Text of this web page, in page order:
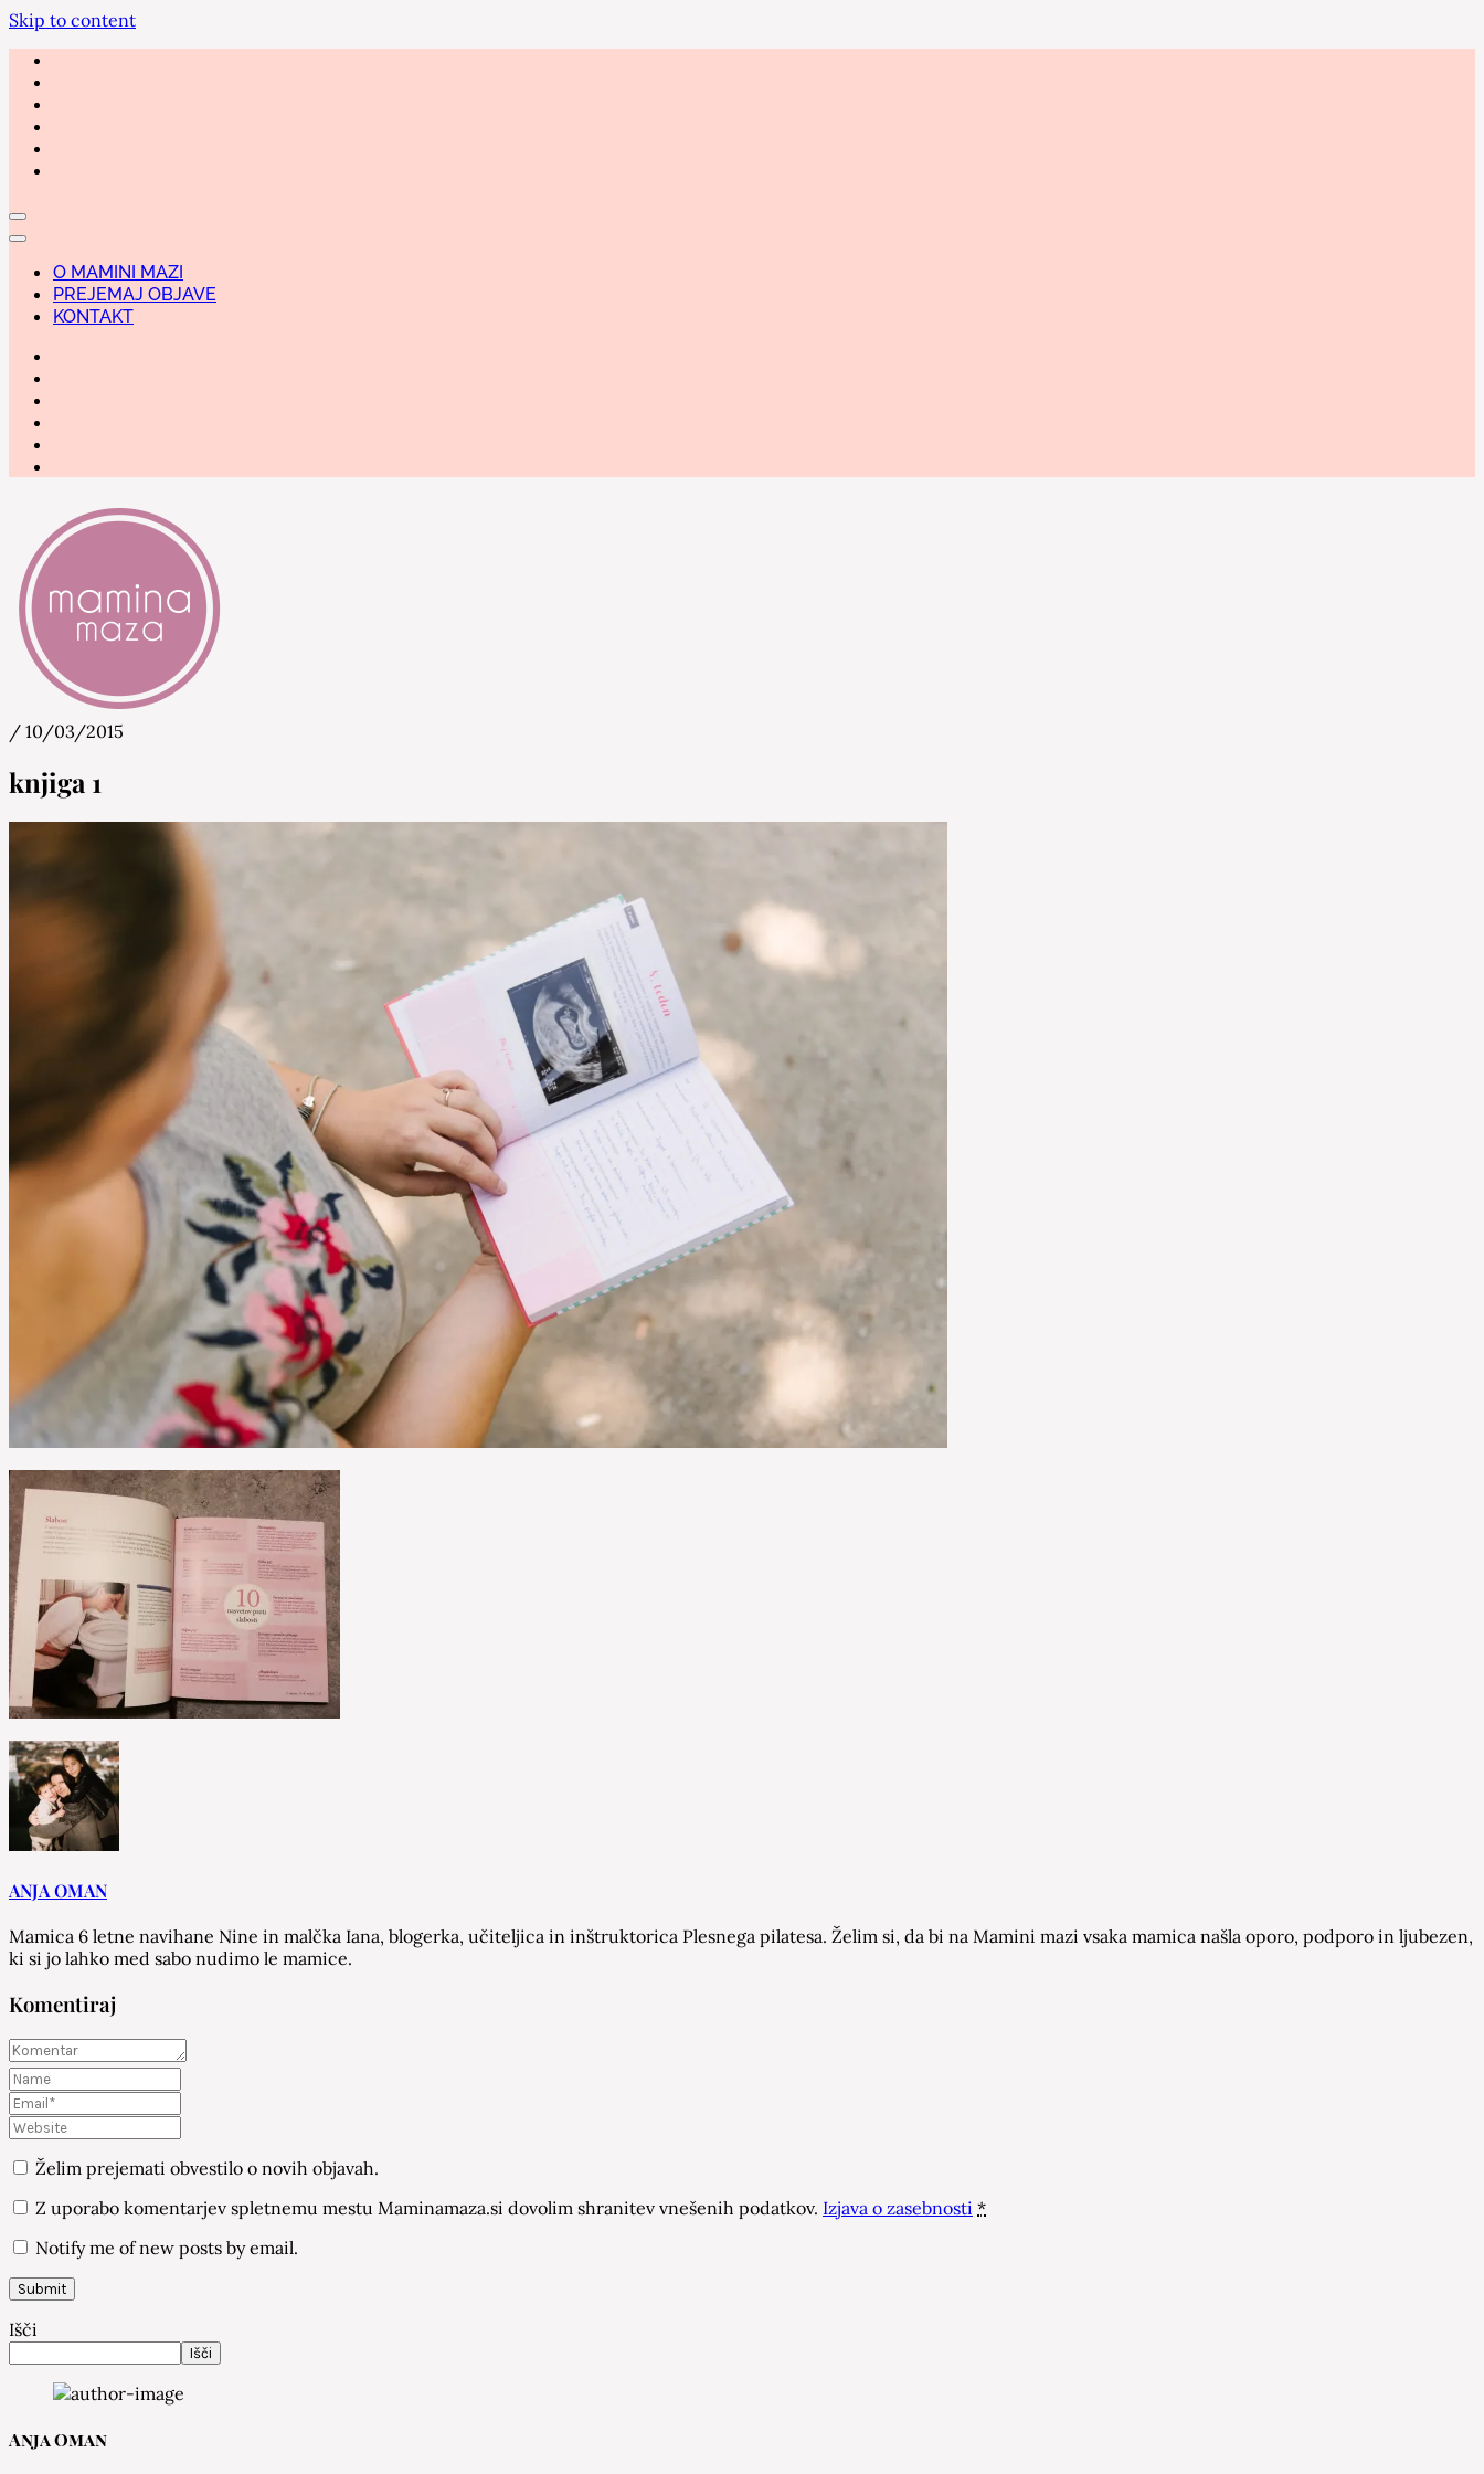
Skip to content
O MAMINI MAZI
PREJEMAJ OBJAVE
KONTAKT
Mamina Maza
/ 10/03/2015
knjiga 1
ANJA OMAN
Mamica 6 letne navihane Nine in malčka Iana, blogerka, učiteljica in inštruktorica Plesnega pilatesa. Želim si, da bi na Mamini mazi vsaka mamica našla oporo, podporo in ljubezen,
ki si jo lahko med sabo nudimo le mamice.
Komentiraj
Želim prejemati obvestilo o novih objavah.
Z uporabo komentarjev spletnemu mestu Maminamaza.si dovolim shranitev vnešenih podatkov. Izjava o zasebnosti *
Notify me of new posts by email.
Išči
Išči
Anja Oman